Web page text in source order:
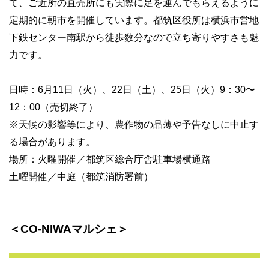
て、ご近所の直売所にも実際に足を運んでもらえるように
定期的に朝市を開催しています。都筑区役所は横浜市営地
下鉄センター南駅から徒歩数分なので立ち寄りやすさも魅
力です。
日時：6月11日（火）、22日（土）、25日（火）9：30〜
12：00（売切終了）
※天候の影響等により、農作物の品薄や予告なしに中止す
る場合があります。
場所：火曜開催／都筑区総合庁舎駐車場横通路
土曜開催／中庭（都筑消防署前）
＜CO-NIWAマルシェ＞